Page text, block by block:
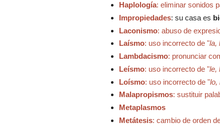
Haplología: eliminar sonidos
Impropiedades: su casa es
Laconismo: abuso de
Laísmo: uso incorrecto de "la,
Lambdacismo: pronunciar
Leísmo: uso incorrecto de "le,
Loísmo: uso incorrecto de "lo,
Malapropismos: sustituir
Metaplasmos
Metátesis: cambio de orden